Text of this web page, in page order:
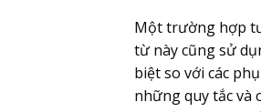
Một trường hợp
từ này cũng sử
biệt so với các
những quy tắc và